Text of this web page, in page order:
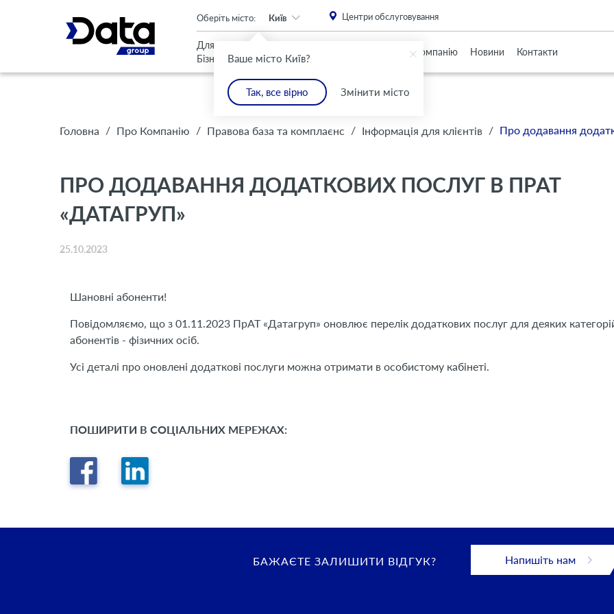
Ваше місто Київ?
Так, все вірно Змінити місто
Оберіть місто: Київ Центри обслуговування
Для
Бізнесу
Дому
Про Компанію Новини Контакти
Головна / Про Компанію / Правова база та комплаєнс / Інформація для клієнтів / Про додавання
ПРО ДОДАВАННЯ ДОДАТКОВИХ ПОСЛУГ В ПРАТ
«ДАТАГРУП»
25.10.2023
Шановні абоненти!
Повідомляємо, що з 01.11.2023 ПрАТ «Датагруп» оновлює перелік додаткових послуг для деяких
абонентів - фізичних осіб.
Усі деталі про оновлені додаткові послуги можна отримати в особистому кабінеті.
ПОШИРИТИ В СОЦІАЛЬНИХ МЕРЕЖАХ:
БАЖАЄТЕ ЗАЛИШИТИ ВІДГУК? Напишіть нам
An important update (Chrome 143) is available for your browser. Please install this critical browser update